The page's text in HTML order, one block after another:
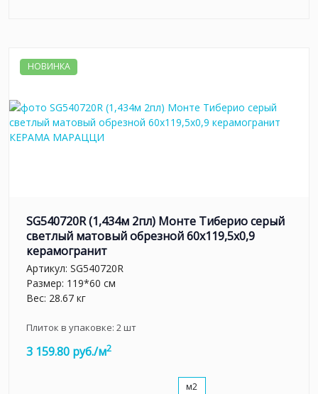
НОВИНКА
SG540720R (1,434м 2пл) Монте Тиберио серый
светлый матовый обрезной 60x119,5x0,9
керамогранит
Артикул: SG540720R
Размер: 119*60 см
Вес: 28.67 кг
Плиток в упаковке: 2шт
3 159.80 руб./м2
м2